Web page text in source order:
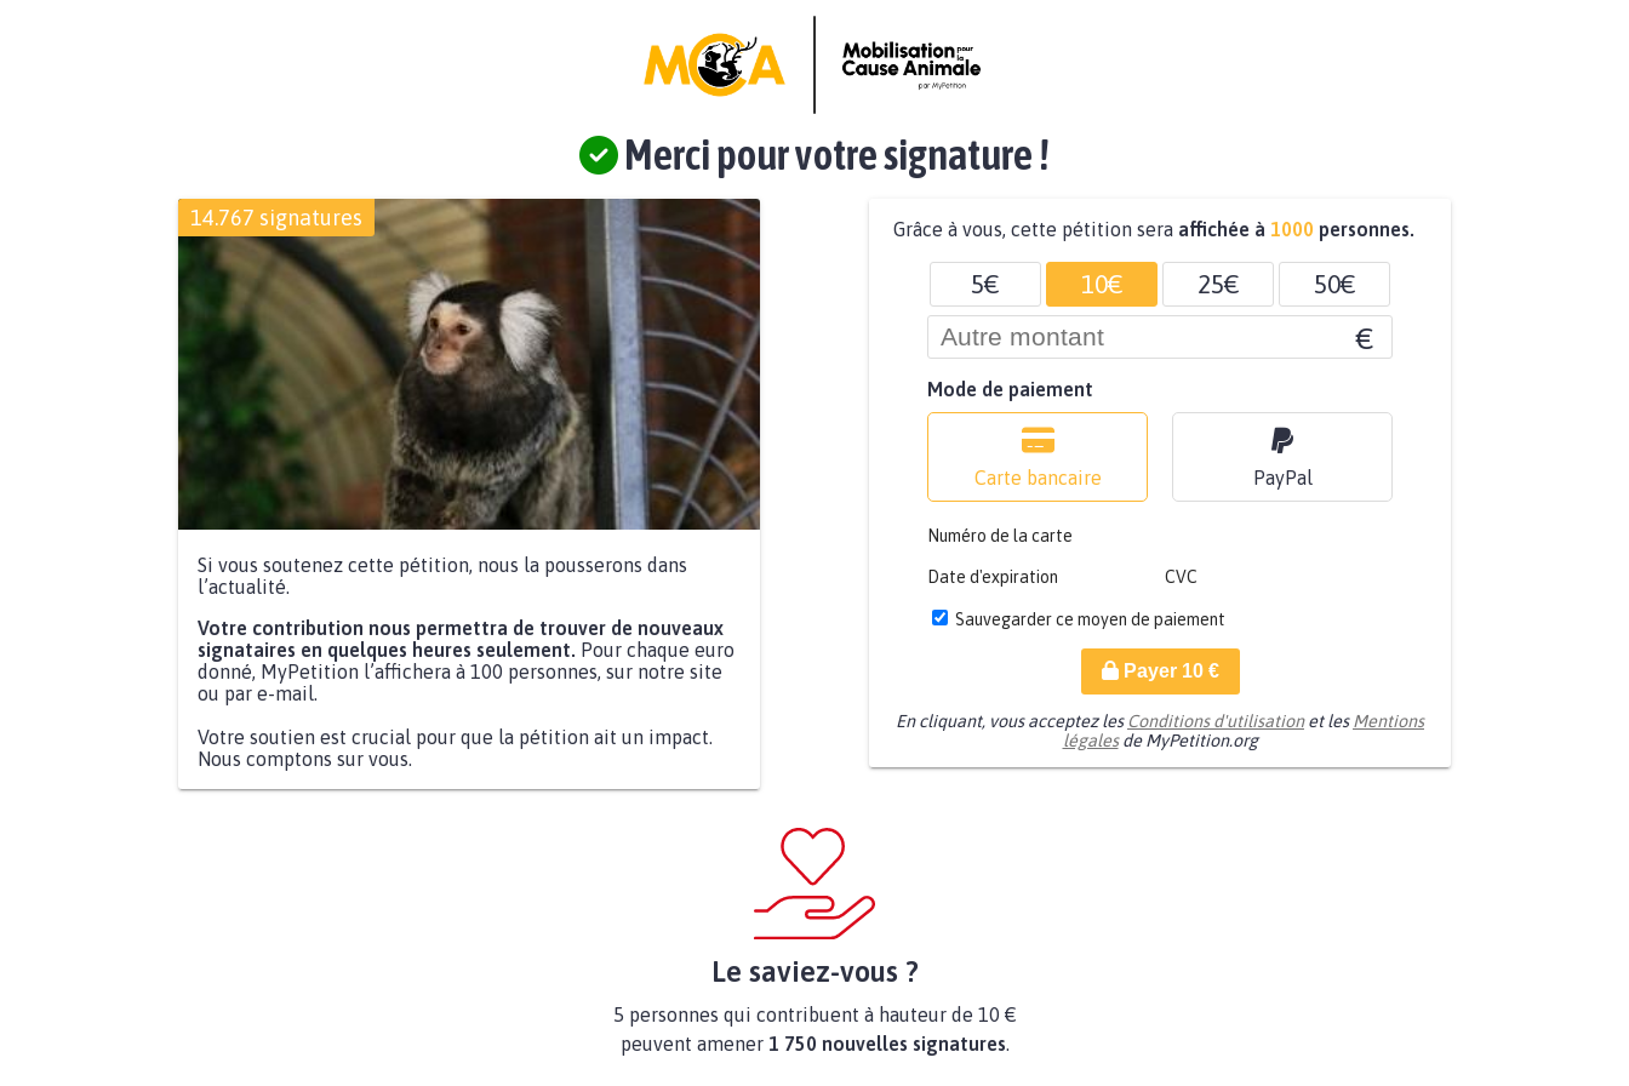
Merci pour votre signature !
14.767 signatures
Si vous soutenez cette pétition, nous la pousserons dans
l’actualité.
Votre contribution nous permettra de trouver de nouveaux
signataires en quelques heures seulement. Pour chaque euro
donné, MyPetition l’affichera à 100 personnes, sur notre site
ou par e-mail.
Votre soutien est crucial pour que la pétition ait un impact.
Nous comptons sur vous.
Grâce à vous, cette pétition sera affichée à 1000 personnes.
5€ 10€ 25€ 50€
€
Mode de paiement
Carte bancaire PayPal
Numéro de la carte
Date d'expiration CVC
Sauvegarder ce moyen de paiement
Payer 10€
En cliquant, vous acceptez les Conditions d'utilisationet lesMentions
légalesde MyPetition.org
Le saviez-vous ?
5 personnes qui contribuent à hauteur de 10 €
peuvent amener 1 750 nouvelles signatures.